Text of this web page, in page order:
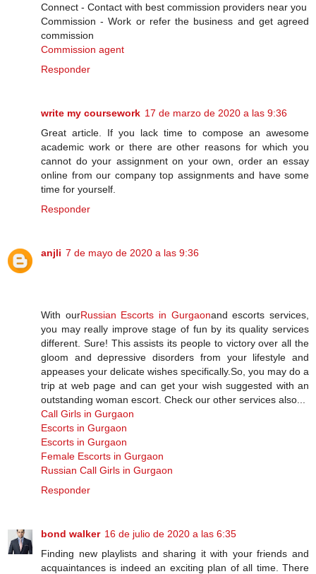
Connect - Contact with best commission providers near you
Commission - Work or refer the business and get agreed
commission
Commission agent
Responder
write my coursework 17 de marzo de 2020 a las 9:36
Great article. If you lack time to compose an awesome
academic work or there are other reasons for which you
cannot do your assignment on your own, order an essay
online from our company top assignments and have some
time for yourself.
Responder
anjli 7 de mayo de 2020 a las 9:36
With ourRussian Escorts in Gurgaonand escorts services,
you may really improve stage of fun by its quality services
different. Sure! This assists its people to victory over all the
gloom and depressive disorders from your lifestyle and
appeases your delicate wishes specifically.So, you may do a
trip at web page and can get your wish suggested with an
outstanding woman escort. Check our other services also...
Call Girls in Gurgaon
Escorts in Gurgaon
Escorts in Gurgaon
Female Escorts in Gurgaon
Russian Call Girls in Gurgaon
Responder
bond walker 16 de julio de 2020 a las 6:35
Finding new playlists and sharing it with your friends and
acquaintances is indeed an exciting plan of all time. There